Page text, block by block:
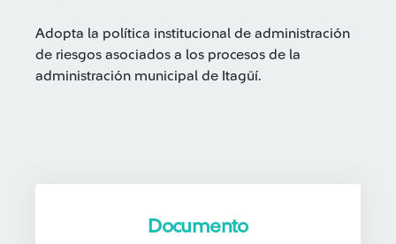
Adopta la política institucional de administración
de riesgos asociados a los procesos de la
administración municipal de Itagüí.
Documento